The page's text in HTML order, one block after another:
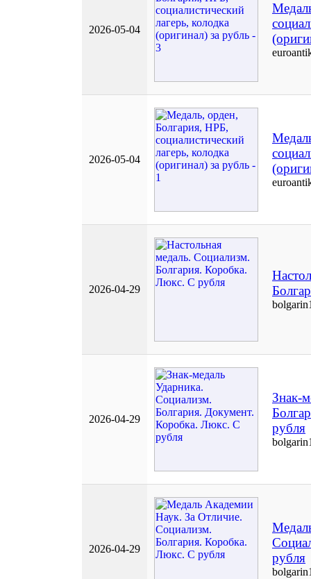
2026-05-04
2026-05-04
2026-04-29
2026-04-29
Знак-
рубля
2026-04-29
рубля